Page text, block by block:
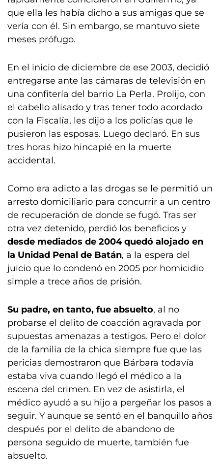
que ella les había dicho a sus amigas que se
vería con él. Sin embargo, se mantuvo siete
meses prófugo.
En el inicio de diciembre de ese 2003, decidió
entregarse ante las cámaras de televisión en
una confitería del barrio La Perla. Prolijo, con
el cabello alisado y tras tener todo acordado
con la Fiscalía, les dijo a los policías que le
pusieron las esposas. Luego declaró. En sus
tres horas hizo hincapié en la muerte
accidental.
Como era adicto a las drogas se le permitió un
arresto domiciliario para concurrir a un centro
de recuperación de donde se fugó. Tras ser
otra vez detenido, perdió los beneficios y
desde mediados de 2004 quedó alojado en
la Unidad Penal de Batán, a la espera del
juicio que lo condenó en 2005 por homicidio
simple a trece años de prisión.
Su padre, en tanto, fue absuelto, al no
probarse el delito de coacción agravada por
supuestas amenazas a testigos. Pero el dolor
de la familia de la chica siempre fue que las
pericias demostraron que Bárbara todavía
estaba viva cuando llegó el médico a la
escena del crimen. En vez de asistirla, el
médico ayudó a su hijo a pergeñar los pasos a
seguir. Y aunque se sentó en el banquillo años
después por el delito de abandono de
persona seguido de muerte, también fue
absuelto.